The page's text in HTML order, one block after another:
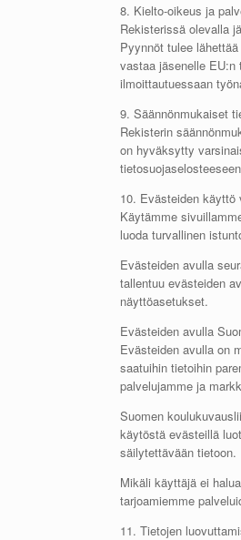
8. Kielto-oikeus ja
Rekisterissä olevalla
Pyynnöt tulee
vastaa jäsenelle
ilmoittautuessaan
9. Säännönmukaiset
Rekisterin
on hyväksytty
10. Evästeiden käyttö
Käytämme
luoda turvallinen
Evästeiden avulla
tallentuu evästeiden
näyttöasetukset.
Evästeiden avulla
Evästeiden avulla on
saatuihin tietoihin
palvelujamme ja
Suomen
käytöstä evästeillä
säilytettävään tietoon.
Mikäli käyttäjä ei
tarjoamiemme
11. Tietojen